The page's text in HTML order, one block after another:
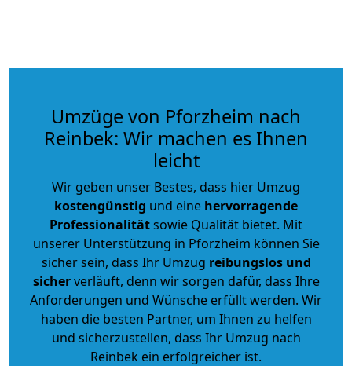
Umzüge von Pforzheim nach
Reinbek: Wir machen es Ihnen
leicht
Wir geben unser Bestes, dass hier Umzug
kostengünstig und eine hervorragende
Professionalitätsowie Qualität bietet. Mit
unserer Unterstützung in Pforzheim können Sie
sicher sein, dass Ihr Umzug reibungslos und
sicherverläuft, denn wir sorgen dafür, dass Ihre
Anforderungen und Wünsche erfüllt werden. Wir
haben die besten Partner, um Ihnen zu helfen
und sicherzustellen, dass Ihr Umzug nach
Reinbek ein erfolgreicher ist.